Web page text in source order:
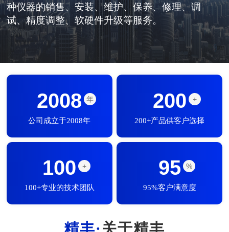
种仪器的销售、安装、维护、保养、修理、调
试、精度调整、软硬件升级等服务。
2008 年
公司成立于2008年
200 +
200+产品供客户选择
100 +
100+专业的技术团队
95 %
95%客户满意度
关于精丰